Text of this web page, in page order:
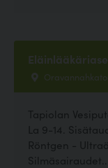
Tapiolan
La 9-14.
Röntgen -
Silmäsairaudet...